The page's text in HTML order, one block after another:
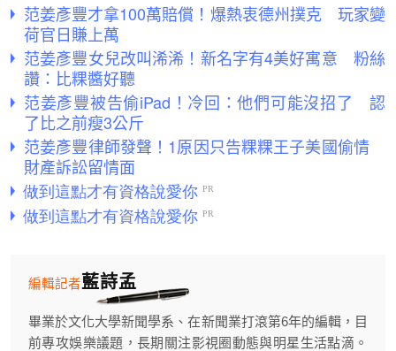
范姜彥豐才拿100萬賠償！爆熱衷德州撲克 玩家變
荷官日賺上萬
范姜彥豐女兒改叫浠浠！新名字有4美好寓意 粉絲
讚：比粿醬好聽
范姜彥豐被告偷iPad！冷回：他們可能沒招了 認
了比之前瘦3公斤
范姜彥豐律師發聲！1原因只告粿粿王子美國偷情
財產訴訟留情面
藍詩孟
編輯記者
畢業於文化大學新聞學系、在新聞業打滾第6年的編輯，目
前專攻娛樂議題，長期關注影視圈動態與明星生活點滴。